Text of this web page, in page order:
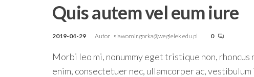
Quis autem vel eum iure
2019-04-29 Autor slawomir.gorka@wegielek.edu.pl 0
Morbi leo mi, nonummy eget tristique non,
enim, consectetuer nec, ullamcorper ac,